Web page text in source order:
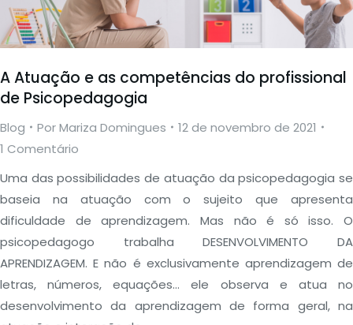
A Atuação e as competências do profissional
de Psicopedagogia
Blog PorMariza Domingues
12 de novembro de 2021
1 Comentário
Uma das possibilidades de atuação da psicopedagogia se
baseia na atuação com o sujeito que apresenta
dificuldade de aprendizagem. Mas não é só isso. O
psicopedagogo trabalha DESENVOLVIMENTO DA
APRENDIZAGEM. E não é exclusivamente aprendizagem de
letras, números, equações… ele observa e atua no
desenvolvimento da aprendizagem de forma geral, na